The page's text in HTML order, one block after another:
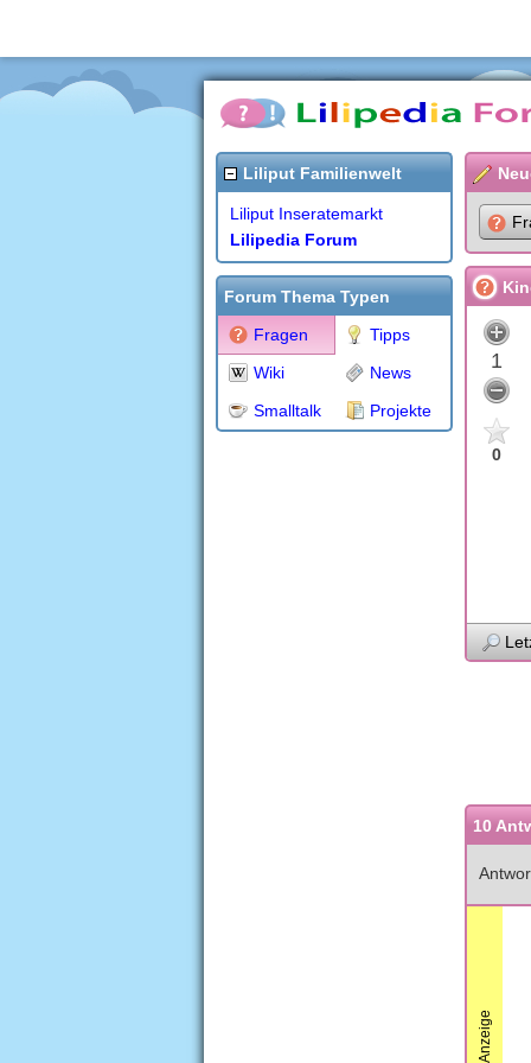
Liliput Familienwelt
Liliput Inseratemarkt
Lilipedia Forum
Forum Thema Typen
Fragen
Tipps
Wiki
News
Smalltalk
Projekte
1
0
10
Anzeige